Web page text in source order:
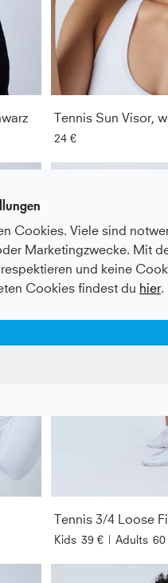
Tennis Sun Visor,
24 €
Tennis 3/4 Loose
Kids 39 € | Adults 60
Cookies. Viele sind
Marketingzwecke. Mit
und keine
Cookies findest du hier.